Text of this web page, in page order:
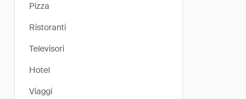
Pizza
Ristoranti
Televisori
Hotel
Viaggi